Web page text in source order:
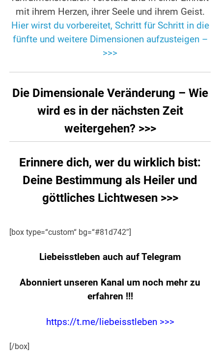
mit ihrem Herzen, ihrer Seele und ihrem Geist.
Hier wirst du vorbereitet, Schritt für Schritt in die
fünfte und weitere Dimensionen aufzusteigen –
>>>
Die Dimensionale Veränderung – Wie
wird es in der nächsten Zeit
weitergehen? >>>
Erinnere dich, wer du wirklich bist:
Deine Bestimmung als Heiler und
göttliches Lichtwesen >>>
[box type=“custom“ bg=“#81d742″]
Liebeisstleben auch auf Telegram
Abonniert unseren Kanal um noch mehr zu
erfahren !!!
https://t.me/liebeisstleben >>>
[/box]